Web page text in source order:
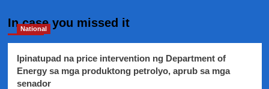
sorry
kay
Hidilyn
Diaz
In case you missed it
National
Ipinatupad na price intervention ng Department of
Energy sa mga produktong petrolyo, aprub sa mga
senador